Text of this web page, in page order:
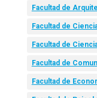
Facultad de
Facultad de
Facultad de
Facultad de
Facultad de